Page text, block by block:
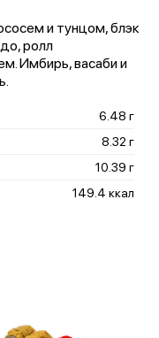
и тунцом, блэк
ролл
Имбирь, васаби и
6.48 г
8.32 г
10.39 г
149.4 ккал